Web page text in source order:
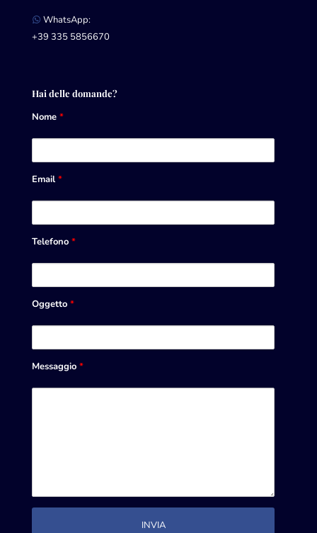
WhatsApp:
+39 335 5856670
Hai delle domande?
Nome *
Email *
Telefono *
Oggetto *
Messaggio *